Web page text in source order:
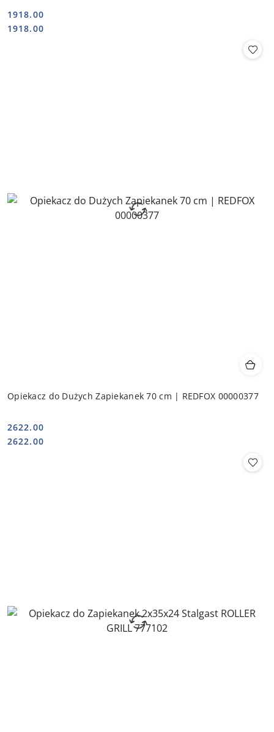
Cena:
1918.00
Cena:
1918.00
Opiekacz do Dużych Zapiekanek 70 cm | REDFOX 00000377
Cena:
2622.00
Cena:
2622.00